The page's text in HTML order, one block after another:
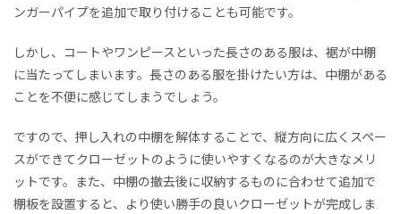
ンガーパイプを追加で取り付けることも可能です。
しかし、コートやワンピースといった長さのある服は、裾が中棚
に当たってしまいます。長さのある服を掛けたい方は、中棚がある
ことを不便に感じてしまうでしょう。
ですので、押し入れの中棚を解体することで、縦方向に広くスペー
スができてクローゼットのように使いやすくなるのが大きなメリ
ットです。また、中棚の撤去後に収納するものに合わせて追加で
棚板を設置すると、より使い勝手の良いクローゼットが完成しま